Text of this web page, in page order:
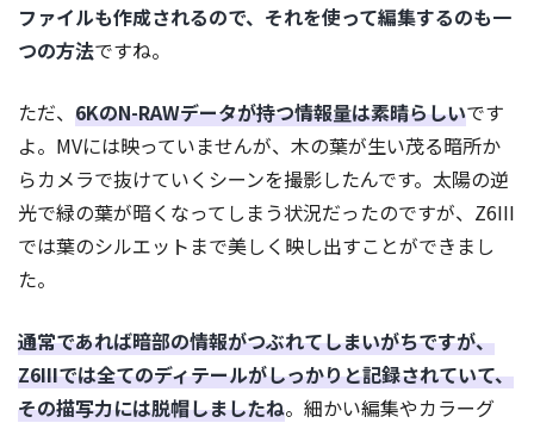
ファイルも作成されるので、それを使って編集するのも一
つの方法ですね。
ただ、 6KのN-RAWデータが持つ情報量は素晴らしいです
よ。MVには映っていませんが、木の葉が生い茂る暗所か
らカメラで抜けていくシーンを撮影したんです。太陽の逆
光で緑の葉が暗くなってしまう状況だったのですが、Z6III
では葉のシルエットまで美しく映し出すことができまし
た。
通常であれば暗部の情報がつぶれてしまいがちですが、
Z6IIIでは全てのディテールがしっかりと記録されていて、
その描写力には脱帽しましたね。細かい編集やカラーグ